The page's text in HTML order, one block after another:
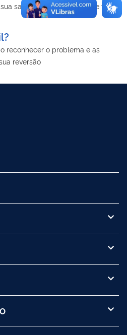
saúde, o meio ambiente e toda
reconhecer o problema e as
reversão